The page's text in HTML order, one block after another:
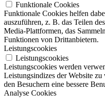
Funktionale Cookies
Funktionale Cookies helfen
auszuführen, z. B. das Teilen
Media-Plattformen, das
Funktionen von Drittanbietern.
Leistungscookies
Leistungscookies
Leistungscookies werden
Leistungsindizes der Website
den Besuchern eine bessere
Analyse Cookies